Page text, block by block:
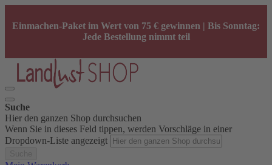
Einmachen-Paket im Wert von 75 € gewinnen | Bis Sonntag:
Jede Bestellung nimmt teil
Suche
Hier den ganzen Shop durchsuchen
Wenn Sie in dieses Feld tippen, werden Vorschläge in einer
Dropdown-Liste angezeigt